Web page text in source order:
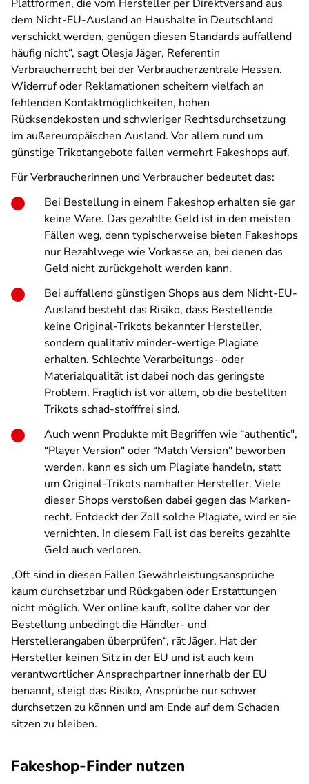
Plattformen, die vom Hersteller per Direktversand aus
dem Nicht-EU-Ausland an Haushalte in Deutschland
verschickt werden, genügen diesen Standards auffallend
häufig nicht“, sagt Olesja Jäger, Referentin
Verbraucherrecht bei der Verbraucherzentrale Hessen.
Widerruf oder Reklamationen scheitern vielfach an
fehlenden Kontaktmöglichkeiten, hohen
Rücksendekosten und schwieriger Rechtsdurchsetzung
im außereuropäischen Ausland. Vor allem rund um
günstige Trikotangebote fallen vermehrt Fakeshops auf.
Für Verbraucherinnen und Verbraucher bedeutet das:
Bei Bestellung in einem Fakeshop erhalten sie gar
keine Ware. Das gezahlte Geld ist in den meisten
Fällen weg, denn typischerweise bieten Fakeshops
nur Bezahlwege wie Vorkasse an, bei denen das
Geld nicht zurückgeholt werden kann.
Bei auffallend günstigen Shops aus dem Nicht-EU-
Ausland besteht das Risiko, dass Bestellende
keine Original-Trikots bekannter Hersteller,
sondern qualitativ minder-wertige Plagiate
erhalten. Schlechte Verarbeitungs- oder
Materialqualität ist dabei noch das geringste
Problem. Fraglich ist vor allem, ob die bestellten
Trikots schad-stofffrei sind.
Auch wenn Produkte mit Begriffen wie “authentic",
“Player Version" oder “Match Version" beworben
werden, kann es sich um Plagiate handeln, statt
um Original-Trikots namhafter Hersteller. Viele
dieser Shops verstoßen dabei gegen das Marken-
recht. Entdeckt der Zoll solche Plagiate, wird er sie
vernichten. In diesem Fall ist das bereits gezahlte
Geld auch verloren.
„Oft sind in diesen Fällen Gewährleistungsansprüche
kaum durchsetzbar und Rückgaben oder Erstattungen
nicht möglich. Wer online kauft, sollte daher vor der
Bestellung unbedingt die Händler- und
Herstellerangaben überprüfen“, rät Jäger. Hat der
Hersteller keinen Sitz in der EU und ist auch kein
verantwortlicher Ansprechpartner innerhalb der EU
benannt, steigt das Risiko, Ansprüche nur schwer
durchsetzen zu können und am Ende auf dem Schaden
sitzen zu bleiben.
Fakeshop-Finder nutzen